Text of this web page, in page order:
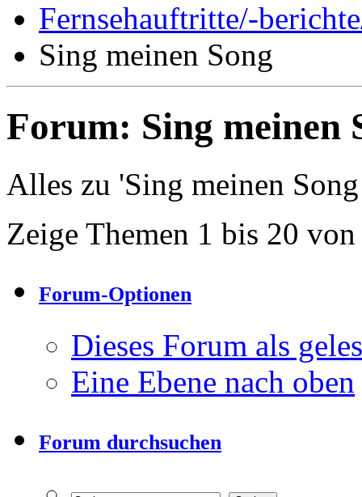
Fernsehauftritte/-
Sing meinen Song
Forum: Sing meinen
Alles zu 'Sing meinen
Zeige Themen 1 bis 20
Forum-Optionen
Dieses Forum als
Eine Ebene nach oben
Forum durchsuchen